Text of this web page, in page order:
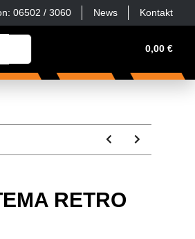
06502 / 3060 News Kontakt
0,00 €
RETRO